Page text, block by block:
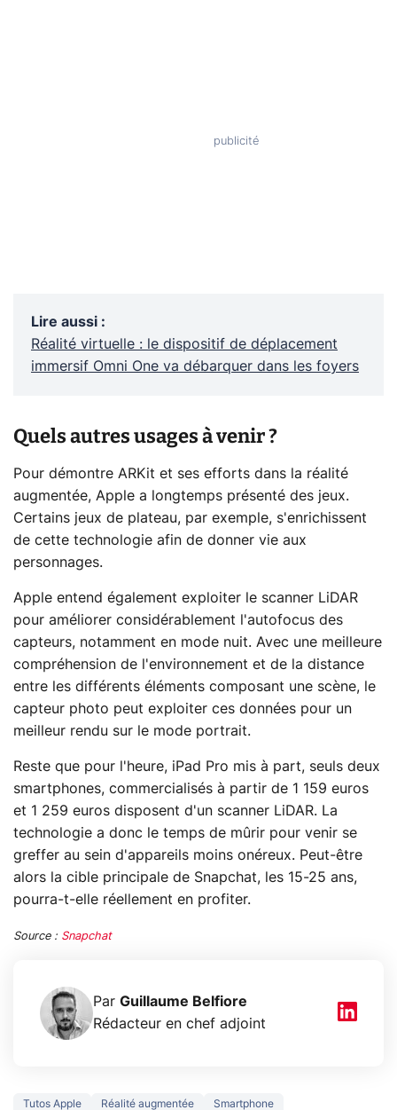
Lire aussi :
Réalité virtuelle : le dispositif de déplacement
immersif Omni One va débarquer dans les foyers
Quels autres usages à venir ?
Pour démontre ARKit et ses efforts dans la réalité
augmentée, Apple a longtemps présenté des jeux.
Certains jeux de plateau, par exemple, s'enrichissent
de cette technologie afin de donner vie aux
personnages.
Apple entend également exploiter le scanner LiDAR
pour améliorer considérablement l'autofocus des
capteurs, notamment en mode nuit. Avec une meilleure
compréhension de l'environnement et de la distance
entre les différents éléments composant une scène, le
capteur photo peut exploiter ces données pour un
meilleur rendu sur le mode portrait.
Reste que pour l'heure, iPad Pro mis à part, seuls deux
smartphones, commercialisés à partir de 1 159 euros
et 1 259 euros disposent d'un scanner LiDAR. La
technologie a donc le temps de mûrir pour venir se
greffer au sein d'appareils moins onéreux. Peut-être
alors la cible principale de Snapchat, les 15-25 ans,
pourra-t-elle réellement en profiter.
Source : Snapchat
Par Guillaume Belfiore
Rédacteur en chef adjoint
Tutos Apple Réalité augmentée Smartphone